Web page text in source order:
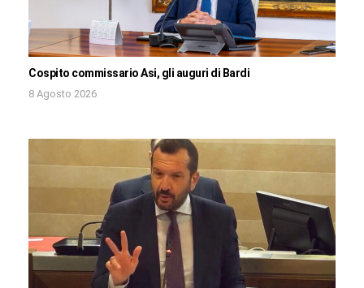
Cospito commissario Asi, gli auguri di Bardi
8 Agosto 2026